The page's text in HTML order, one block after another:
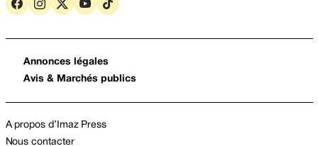
Annonces légales
Avis & Marchés publics
A propos d’Imaz Press
Nous contacter